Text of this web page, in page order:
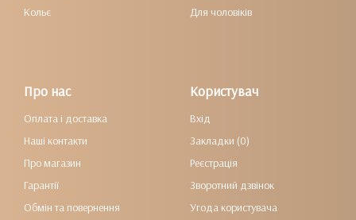
Кольє
Для чоловіків
Про нас
Оплата і доставка
Наші контакти
Про магазин
Гарантії
Обмін та повернення
Користувач
Вхід
Закладки (0)
Реєстрація
Зворотний дзвінок
Угода користувача